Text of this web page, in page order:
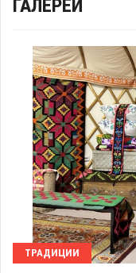
ГАЛЕРЕИ
ТРАДИЦИИ